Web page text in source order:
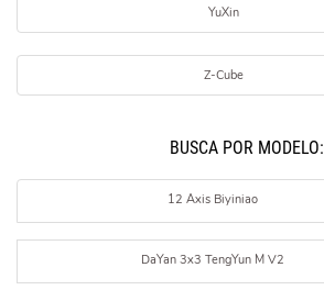
YuXin
Z-Cube
BUSCÁ POR MODELO:
12 Axis Biyiniao
DaYan 3x3 TengYun M V2